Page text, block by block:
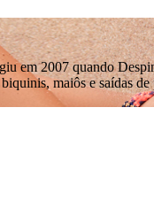
em 2007 quando
maiôs e saídas